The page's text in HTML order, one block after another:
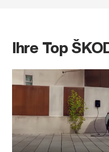
Ihre Top